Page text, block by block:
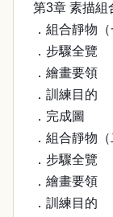
第3章 素描組
．組合靜物（
．步驟全覽
．繪畫要領
．訓練目的
．完成圖
．組合靜物（
．步驟全覽
．繪畫要領
．訓練目的